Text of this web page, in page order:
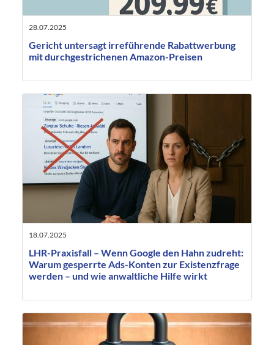
28.07.2025
Gericht untersagt irreführende Rabattwerbung
mit durchgestrichenen Amazon-Preisen
18.07.2025
LHR-Praxisfall – Wenn Google den Hahn zudreht:
Warum gesperrte Ads-Konten zur Existenzfrage
werden – und wie anwaltliche Hilfe wirkt